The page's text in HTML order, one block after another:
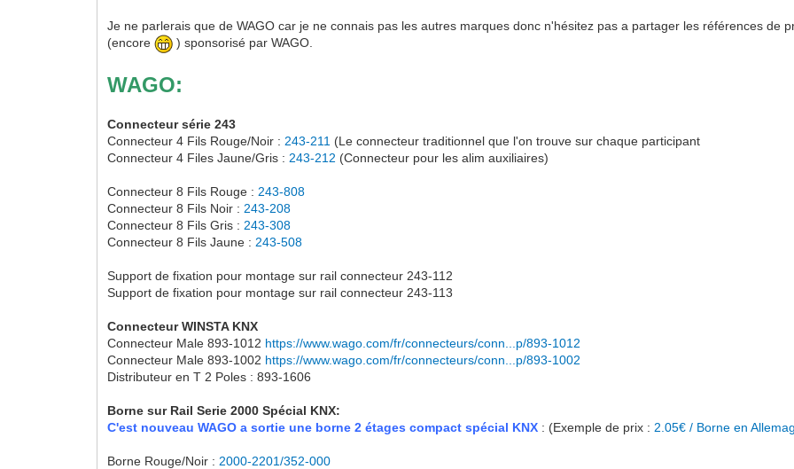
Je ne parlerais que de WAGO car je ne connais pas les autres marques donc n'hésitez pas a partager les références de
(encore
) sponsorisé par WAGO.
WAGO:
Connecteur série 243
Connecteur 4 Fils Rouge/Noir : 243-211 (Le connecteur traditionnel que l'on trouve sur chaque participant
Connecteur 4 Files Jaune/Gris : 243-212 (Connecteur pour les alim auxiliaires)
Connecteur 8 Fils Rouge : 243-808
Connecteur 8 Fils Noir : 243-208
Connecteur 8 Fils Gris : 243-308
Connecteur 8 Fils Jaune : 243-508
Support de fixation pour montage sur rail connecteur 243-112
Support de fixation pour montage sur rail connecteur 243-113
Connecteur WINSTA KNX
Connecteur Male 893-1012 https://www.wago.com/fr/connecteurs/conn...p/893-1012
Connecteur Male 893-1002 https://www.wago.com/fr/connecteurs/conn...p/893-1002
Distributeur en T 2 Poles : 893-1606
Borne sur Rail Serie 2000 Spécial KNX:
C'est nouveau WAGO a sortie une borne 2 étages compact spécial KNX : (Exemple de prix : 2.05€ / Borne en
Borne Rouge/Noir : 2000-2201/352-000